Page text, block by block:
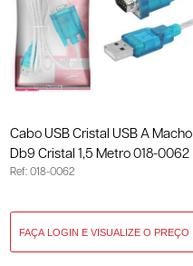
Cabo USB Cristal USB A Macho
Db9 Cristal 1,5 Metro 018-0062
Ref: 018-0062